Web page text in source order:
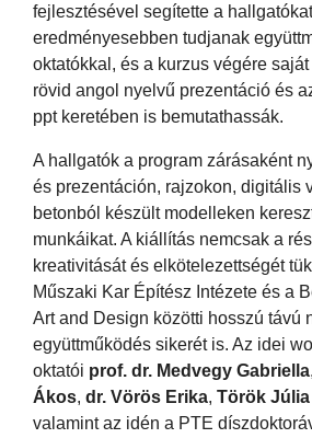
fejlesztésével segítette a
eredményesebben tudjanak
oktatókkal, és a kurzus végére
rövid angol nyelvű prezentáció és
ppt keretében is bemutathassák.
A hallgatók a program zárásaként
és prezentáción, rajzokon, digitális
betonból készült modelleken
munkáikat. A kiállítás nemcsak a
kreativitását és elkötelezettségét
Műszaki Kar Építész Intézete és a
Art and Design közötti hosszú távú
együttműködés sikerét is. Az idei
oktatói prof. dr. Medvegy Gabriella,
Ákos, dr. Vörös Erika, Török
valamint az idén a PTE